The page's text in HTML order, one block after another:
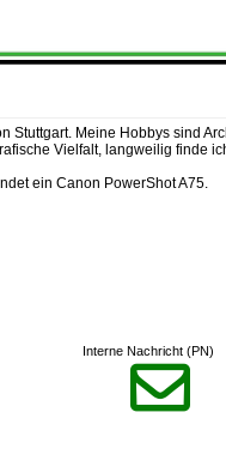
Meine Hobbys sind
Vielfalt, langweilig finde
ein Canon PowerShot A75.
Interne Nachricht (PN)
